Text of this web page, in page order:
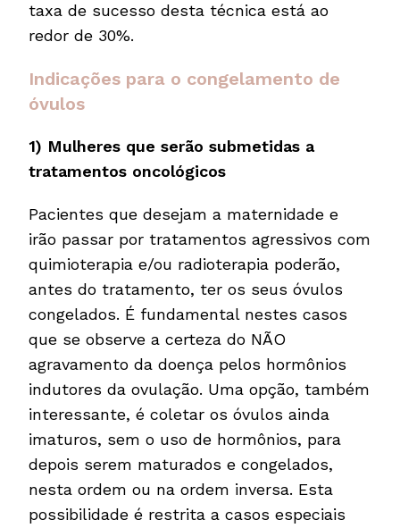
taxa de sucesso desta técnica está ao
redor de 30%.
Indicações para o congelamento de
óvulos
1) Mulheres que serão submetidas a
tratamentos oncológicos
Pacientes que desejam a maternidade e
irão passar por tratamentos agressivos com
quimioterapia e/ou radioterapia poderão,
antes do tratamento, ter os seus óvulos
congelados. É fundamental nestes casos
que se observe a certeza do NÃO
agravamento da doença pelos hormônios
indutores da ovulação. Uma opção, também
interessante, é coletar os óvulos ainda
imaturos, sem o uso de hormônios, para
depois serem maturados e congelados,
nesta ordem ou na ordem inversa. Esta
possibilidade é restrita a casos especiais